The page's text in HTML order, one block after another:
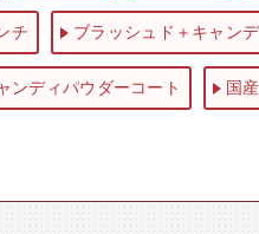
チ ブラッシュド＋キャン
ンディパウダーコート 国